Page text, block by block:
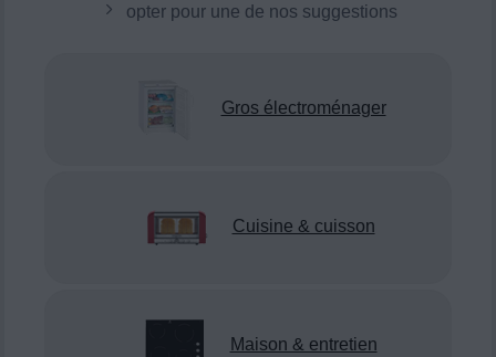
opter pour une de nos suggestions
Gros électroménager
Cuisine & cuisson
Maison & entretien